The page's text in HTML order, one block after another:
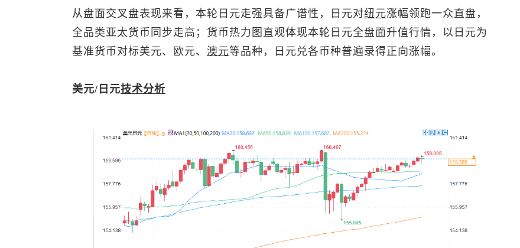
从盘面交叉盘表现来看，本轮日元走强具备广谱性，日元对纽元涨幅领跑一众直盘，
全品类亚太货币同步走高；货币热力图直观体现本轮日元全盘面升值行情，以日元为
基准货币对标美元、欧元、 澳元等品种，日元兑各币种普遍录得正向涨幅。
美元/日元技术分析